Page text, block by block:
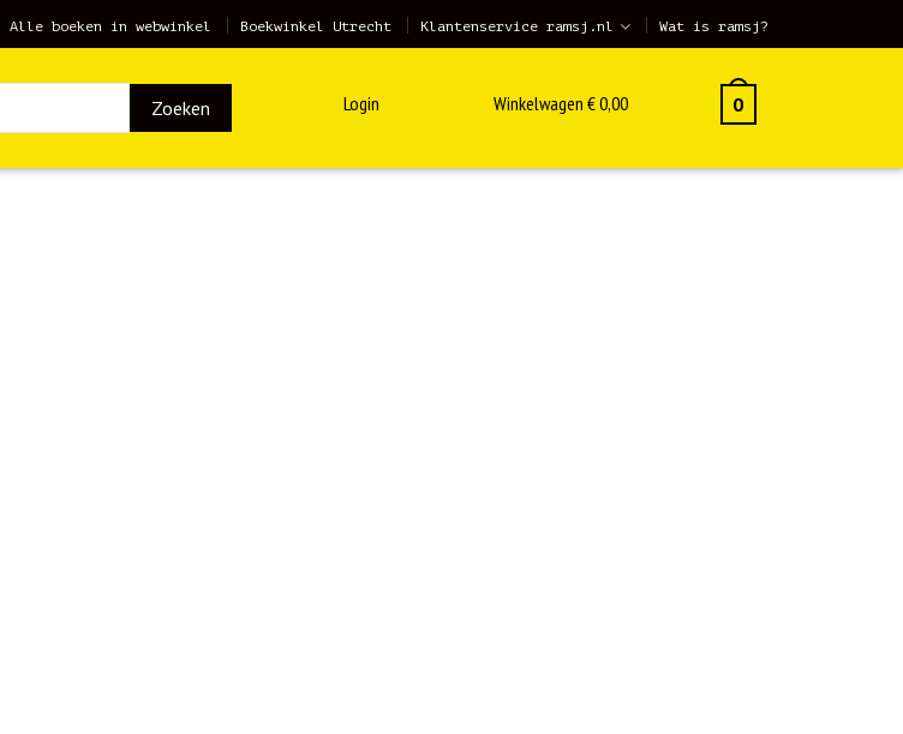
Alle boeken in webwinkel Boekwinkel Utrecht Klantenservice ramsj.nl Wat is ramsj?
Zoeken Login Winkelwagen €0,00 0